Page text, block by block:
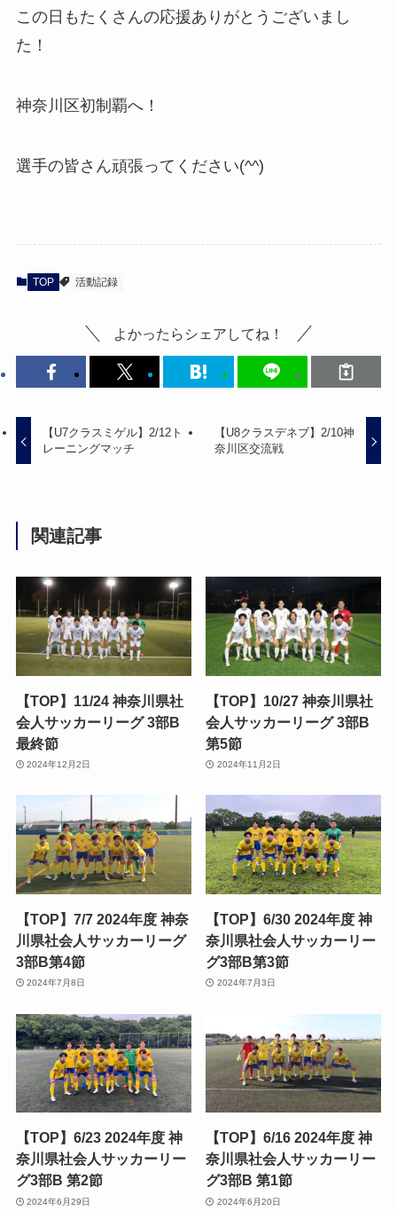
この日もたくさんの応援ありがとうございまし
た！
神奈川区初制覇へ！
選手の皆さん頑張ってください(^^)
TOP 活動記録
よかったらシェアしてね！
【U7クラスミゲル】2/12ト
レーニングマッチ
【U8クラスデネブ】2/10神
奈川区交流戦
関連記事
【TOP】11/24 神奈川県社
会人サッカーリーグ 3部B
最終節
2024年12月2日
【TOP】10/27 神奈川県社
会人サッカーリーグ 3部B
第5節
2024年11月2日
【TOP】7/7 2024年度 神奈
川県社会人サッカーリーグ
3部B第4節
2024年7月8日
【TOP】6/30 2024年度 神
奈川県社会人サッカーリー
グ3部B第3節
2024年7月3日
【TOP】6/23 2024年度 神
奈川県社会人サッカーリー
グ3部B 第2節
2024年6月29日
【TOP】6/16 2024年度 神
奈川県社会人サッカーリー
グ3部B 第1節
2024年6月20日